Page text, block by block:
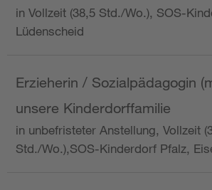
in Vollzeit (38,5 Std./Wo.), SOS-
Lüdenscheid
Erzieherin / Sozialpädagogin
unsere Kinderdorffamilie
in unbefristeter Anstellung, Vollzeit
Std./Wo.),SOS-Kinderdorf Pfalz,